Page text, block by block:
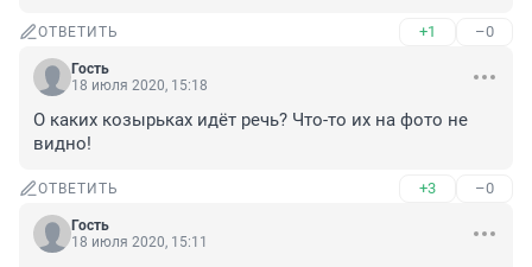
ОТВЕТИТЬ +1 –0
Гость
18 июля 2020, 15:18
О каких козырьках идёт речь? Что-то их на фото не
видно!
ОТВЕТИТЬ +3 –0
Гость
18 июля 2020, 15:11